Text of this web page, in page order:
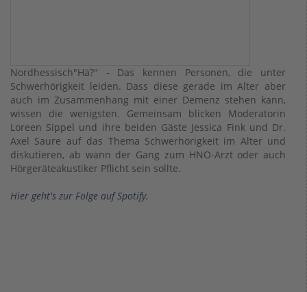
Nordhessisch"Hä?" - Das kennen Personen, die unter
Schwerhörigkeit leiden. Dass diese gerade im Alter aber
auch im Zusammenhang mit einer Demenz stehen kann,
wissen die wenigsten. Gemeinsam blicken Moderatorin
Loreen Sippel und ihre beiden Gäste Jessica Fink und Dr.
Axel Saure auf das Thema Schwerhörigkeit im Alter und
diskutieren, ab wann der Gang zum HNO-Arzt oder auch
Hörgeräteakustiker Pflicht sein sollte.
Hier geht's zur Folge auf Spotify.